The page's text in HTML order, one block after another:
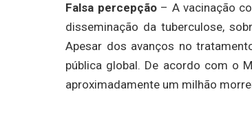
Falsa percepção – A vacinação
disseminação da tuberculose,
Apesar dos avanços no
pública global. De acordo com o
aproximadamente um milhão